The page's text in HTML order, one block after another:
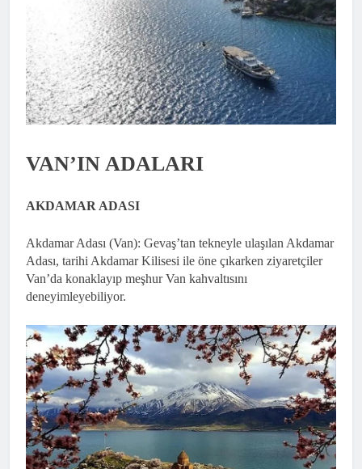
VAN’IN ADALARI
AKDAMAR ADASI
Akdamar Adası (Van): Gevaş’tan tekneyle ulaşılan Akdamar
Adası, tarihi Akdamar Kilisesi ile öne çıkarken ziyaretçiler
Van’da konaklayıp meşhur Van kahvaltısını
deneyimleyebiliyor.